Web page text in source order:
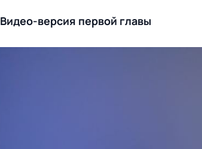
Видео-версия первой главы